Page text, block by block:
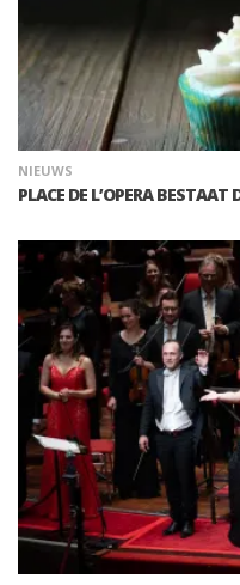
NIEUWS
PLACE DE L’OPERA BESTAAT